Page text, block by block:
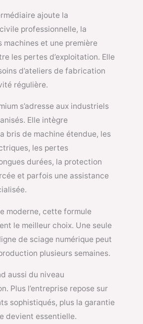
ajoute la
professionnelle, la
machines et une première
les pertes d’exploitation. Elle
d’ateliers de fabrication
régulière.
s’adresse aux industriels
Elle intègre
bris de machine étendue, les
les pertes
durées, la protection
et parfois une assistance
moderne, cette formule
le meilleur choix. Une seule
de sciage numérique peut
plusieurs semaines.
aussi du niveau
Plus l’entreprise repose sur
sophistiqués, plus la garantie
devient essentielle.